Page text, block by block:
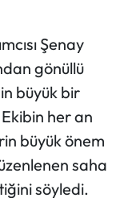
Şenay
gönüllü
büyük bir
her an
büyük önem
saha
söyledi.